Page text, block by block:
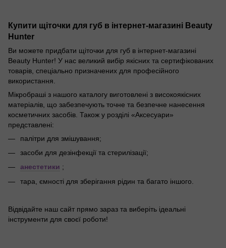
Купити щіточки для губ в інтернет-магазині Beauty
Hunter
Ви можете придбати щіточки для губ в інтернет-магазині
Beauty Hunter! У нас великий вибір якісних та сертифікованих
товарів, спеціально призначених для професійного
використання.
Мікробраші з нашого каталогу виготовлені з високоякісних
матеріалів, що забезпечують точне та безпечне нанесення
косметичних засобів. Також у розділі «Аксесуари»
представлені:
палітри для змішування;
засоби для дезінфекції та стерилізації;
анестетики ;
тара, ємності для зберігання рідин та багато іншого.
Відвідайте наш сайт прямо зараз та виберіть ідеальні
інструменти для своєї роботи!